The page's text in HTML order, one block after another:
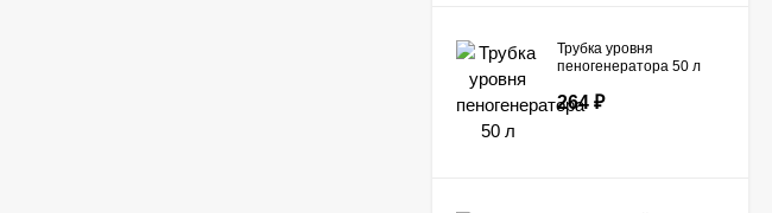
Трубка уровня
пеногенератора 50 л
264 ₽